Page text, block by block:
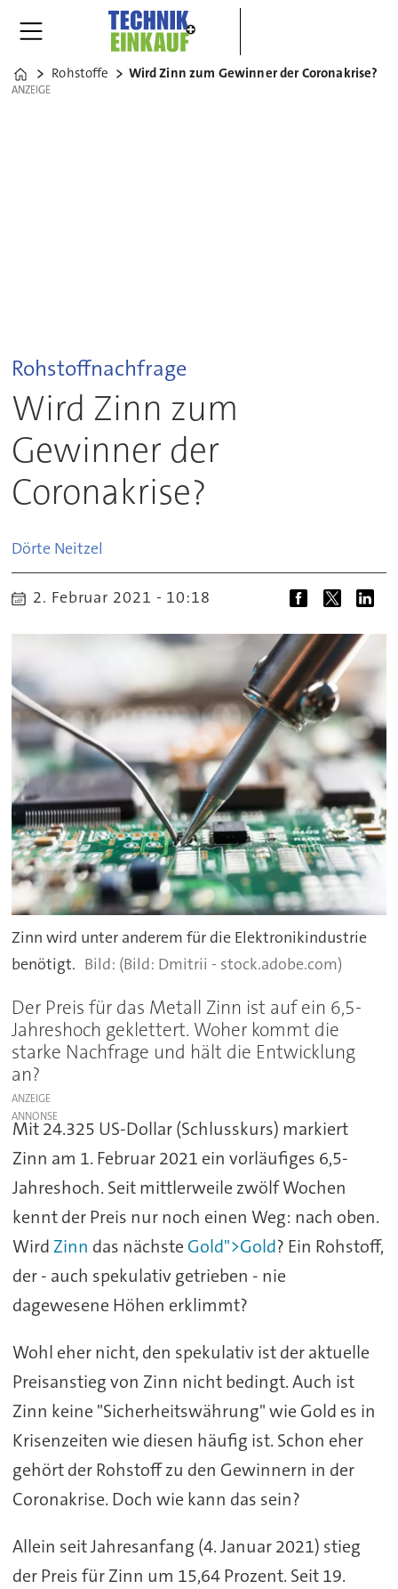
Home
Rohstoffe Wird Zinn zum Gewinner der Coronakrise?
ANZEIGE
ANZEIGE
Rohstoffnachfrage
Wird Zinn zum
Gewinner der
Coronakrise?
Dörte Neitzel
2. Februar 2021 - 10:18
Zinn wird unter anderem für die Elektronikindustrie
benötigt.
(Bild: Dmitrii - stock.adobe.com)
Der Preis für das Metall Zinn ist auf ein 6,5-
Jahreshoch geklettert. Woher kommt die
starke Nachfrage und hält die Entwicklung
an?
ANZEIGE
Mit 24.325 US-Dollar (Schlusskurs) markiert
Zinn am 1. Februar 2021 ein vorläufiges 6,5-
Jahreshoch. Seit mittlerweile zwölf Wochen
kennt der Preis nur noch einen Weg: nach oben.
Wird Zinn das nächste Gold">Gold? Ein Rohstoff,
der - auch spekulativ getrieben - nie
dagewesene Höhen erklimmt?
Wohl eher nicht, den spekulativ ist der aktuelle
Preisanstieg von Zinn nicht bedingt. Auch ist
Zinn keine "Sicherheitswährung" wie Gold es in
Krisenzeiten wie diesen häufig ist. Schon eher
gehört der Rohstoff zu den Gewinnern in der
Coronakrise. Doch wie kann das sein?
Allein seit Jahresanfang (4. Januar 2021) stieg
der Preis für Zinn um 15,64 Prozent. Seit 19.